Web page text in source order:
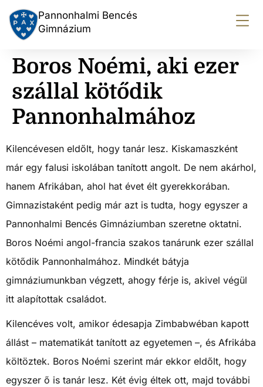
Pannonhalmi Bencés
Gimnázium
Boros Noémi, aki ezer
szállal kötődik
Pannonhalmához
Kilencévesen eldőlt, hogy tanár lesz. Kiskamaszként
már egy falusi iskolában tanított angolt. De nem akárhol,
hanem Afrikában, ahol hat évet élt gyerekkorában.
Gimnazistaként pedig már azt is tudta, hogy egyszer a
Pannonhalmi Bencés Gimnáziumban szeretne oktatni.
Boros Noémi angol-francia szakos tanárunk ezer szállal
kötődik Pannonhalmához. Mindkét bátyja
gimnáziumunkban végzett, ahogy férje is, akivel végül
itt alapítottak családot.
Kilencéves volt, amikor édesapja Zimbabwéban kapott
állást – matematikát tanított az egyetemen –, és Afrikába
költöztek. Boros Noémi szerint már ekkor eldőlt, hogy
egyszer ő is tanár lesz. Két évig éltek ott, majd további